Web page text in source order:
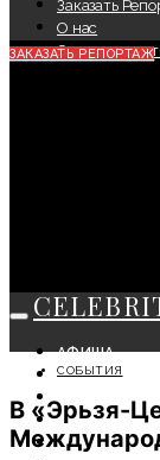
Заказать
О нас
ЗАКАЗАТЬ РЕПОРТАЖ
АФИША
СОБЫТИЯ
КРАСОТА
МОДА
ЛИЧНОСТЬ
СОБЫТИЯ
В «Эрьзя-